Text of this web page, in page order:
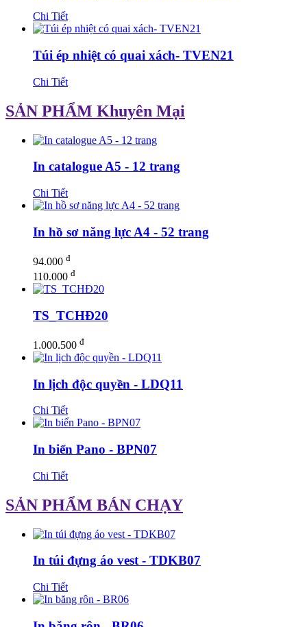
Chi Tiết
Túi ép nhiệt có quai xách- TVEN21
Chi Tiết
SẢN PHẨM Khuyên Mại
In catalogue A5 - 12 trang
Chi Tiết
In hồ sơ năng lực A4 - 52 trang
94.000 đ
110.000 đ
TS_TCHĐ20
1.000.500 đ
In lịch độc quyền - LDQ11
Chi Tiết
In biển Pano - BPN07
Chi Tiết
SẢN PHẨM BÁN CHẠY
In túi đựng áo vest - TDKB07
Chi Tiết